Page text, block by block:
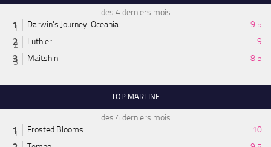
des 4 derniers mois
Darwin's Journey: Oceania
9.5
Luthier
9
Maitshin
8.5
TOP MARTINE
des 4 derniers mois
Frosted Blooms
10